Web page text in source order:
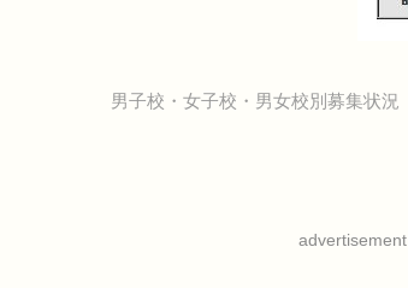
男子校・女子校・男女校別募集状況
advertisement